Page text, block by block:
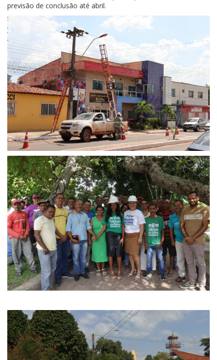
previsão de conclusão até abril.